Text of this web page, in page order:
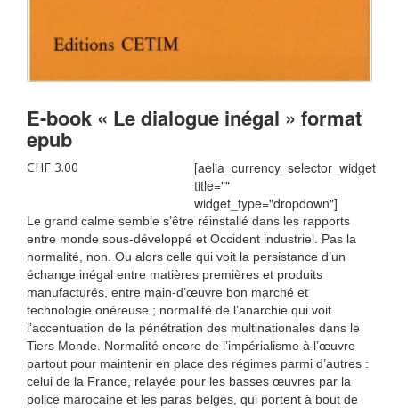
E-book « Le dialogue inégal » format
epub
[aelia_currency_selector_widget
title=""
widget_type="dropdown"]
CHF 3.00
Le grand calme semble s’être réinstallé dans les rapports
entre monde sous-développé et Occident industriel. Pas la
normalité, non. Ou alors celle qui voit la persistance d’un
échange inégal entre matières premières et produits
manufacturés, entre main-d’œuvre bon marché et
technologie onéreuse ; normalité de l’anarchie qui voit
l’accentuation de la pénétration des multinationales dans le
Tiers Monde. Normalité encore de l’impérialisme à l’œuvre
partout pour maintenir en place des régimes parmi d’autres :
celui de la France, relayée pour les basses œuvres par la
police marocaine et les paras belges, qui portent à bout de